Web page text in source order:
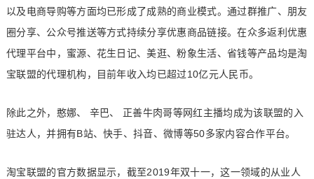
以及电商导购等方面均已形成了成熟的商业模式。通过群推广、朋友
圈分享、公众号推送等方式持续分享优惠商品链接。在众多返利优惠
代理平台中，蜜源、花生日记、美逛、粉象生活、省钱等产品均是淘
宝联盟的代理机构，目前年收入均已超过10亿元人民币。
除此之外，憨娜、 辛巴、 正善牛肉哥等网红主播均成为该联盟的入
驻达人，并拥有B站、快手、抖音、微博等50多家内容合作平台。
淘宝联盟的官方数据显示，截至2019年双十一，这一领域的从业人